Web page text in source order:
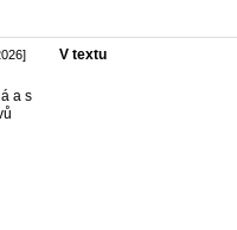
a s
V textu